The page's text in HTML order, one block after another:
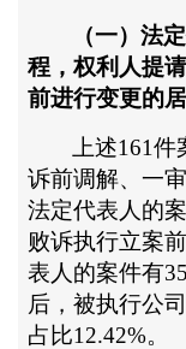
（一）法
程，权利人提
前进行变更的
上述161件
诉前调解、一
法定代表人的
败诉执行立案
表人的案件有
后，被执行公
占比12.42%。